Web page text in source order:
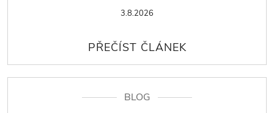
3.8.2026
BLOG